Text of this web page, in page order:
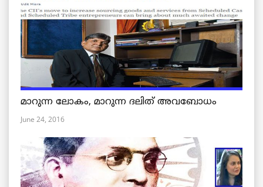
മാറുന്ന ലോകം, മാറുന്ന ദലിത് അവബോധം
June 24, 2016